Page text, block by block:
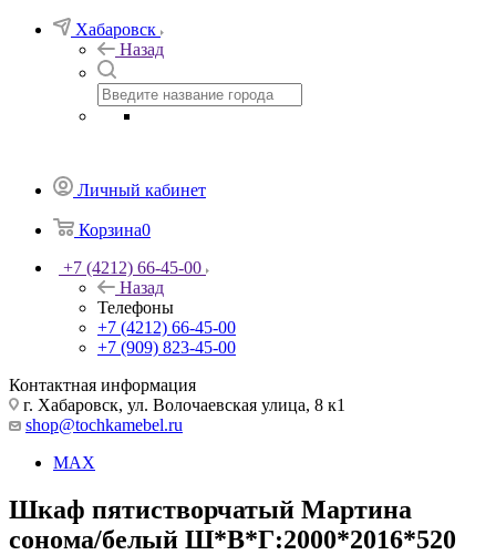
Хабаровск
Назад
Личный кабинет
Корзина0
+7 (4212) 66-45-00
Назад
Телефоны
+7 (4212) 66-45-00
+7 (909) 823-45-00
Контактная информация
г. Хабаровск, ул. Волочаевская улица, 8 к1
shop@tochkamebel.ru
MAX
Шкаф пятистворчатый Мартина
сонома/белый Ш*В*Г:2000*2016*520